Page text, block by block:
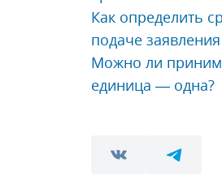
Как определить
подаче
Можно ли
единица — одна?